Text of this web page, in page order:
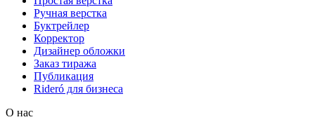
Ручная верстка
Буктрейлер
Корректор
Дизайнер обложки
Заказ тиража
Публикация
Rideró для бизнеса
О нас